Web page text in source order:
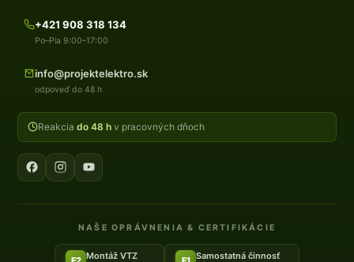
+421 908 318 134
Po–Pia 9:00–17:00
info@projektelektro.sk
odpoveď do 48 h
Reakciado 48 h v pracovných dňoch
NAŠE OPRÁVNENIA & CERTIFIKÁCIE
Montáž VTZ Samostatná činnosť